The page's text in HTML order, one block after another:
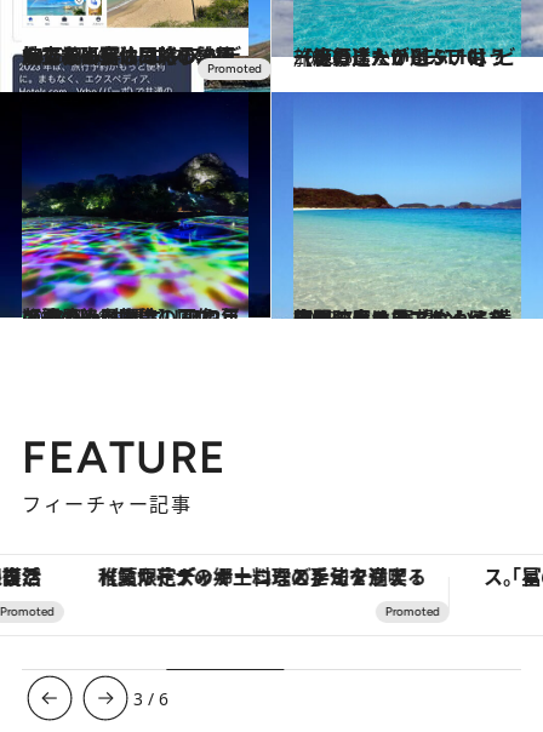
2023.6.16
航空券と宿泊同時予約で14万円も得！ エクスペディアを研究し尽くして後悔しない夏休み旅の計画を立てよう
旅＆お出かけ 2020.5.2
【絶景ビーチBEST10】ビーチの達人が選ぶ、もう一度行きたいビーチは？
旅＆お出かけ
2022.7.16
【夏の絶景画像】2022年版 九州・沖縄エリアの夏の絶景＆風物詩の画像（48点）
旅＆お出かけ 2023.7.1
天国のジオラマのような座間味島！ 展望台から満喫するケラマブルーは 一生に一度は見ておくべき絶景
旅＆お出かけ
FEATURE
フィーチャー記事
【夏限定ディナーコース】旬を迎える稚鮎や花ズッキーニなどをイタリア・トスカーナの郷土料理の手法で満喫！
3 /6